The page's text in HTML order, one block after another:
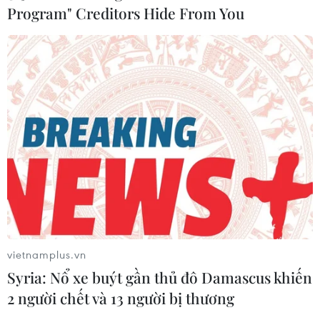
Program" Creditors Hide From You
vietnamplus.vn
Syria: Nổ xe buýt gần thủ đô Damascus khiến
2 người chết và 13 người bị thương